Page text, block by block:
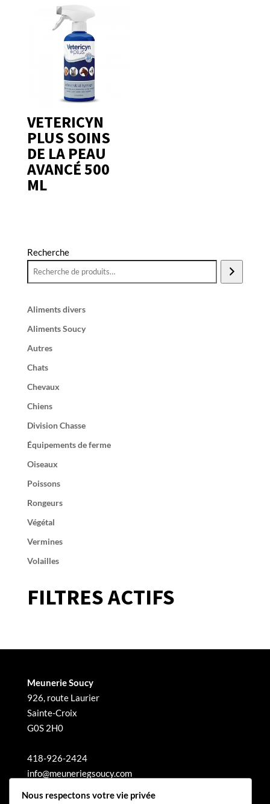
VETERICYN
PLUS SOINS
DE LA PEAU
AVANCÉ 500
ML
Recherche
Aliments divers
Aliments Soucy
Autres
Chats
Chevaux
Chiens
Division Chasse
Équipements de ferme
Oiseaux
Poissons
Rongeurs
Végétal
Vermines
Volailles
FILTRES ACTIFS
Meunerie Soucy
926, route Laurier
Sainte-Croix
G0S 2H0
418-926-2424
info@meuneriegsoucy.com
Nous respectons votre vie privée